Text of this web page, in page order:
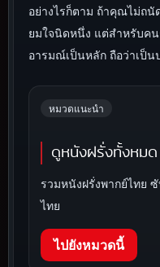
อย่างไรก็ตาม ถ้าคุณไม่ถนั
ยมใจนิดหนึ่ง แต่สำหรับค
อารมณ์เป็นหลัก ถือว่าเป็
หมวดแนะนำ
ดูหนังฝรั่งทั้งหมด
รวมหนังฝรั่งพากย์ไทย
ไทย
ไปยังหมวดนี้